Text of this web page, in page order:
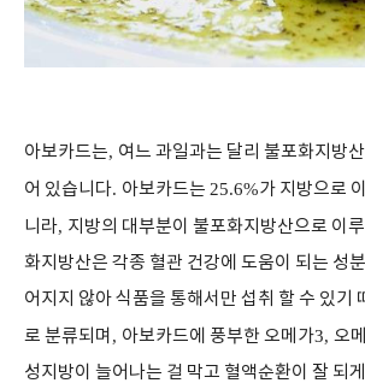
아보카드는, 여느 과일과는 달리 불포화지방
어 있습니다. 아보카드는 25.6%가 지방으로
니라, 지방의 대부분이 불포화지방산으로 이
화지방산은 각종 혈관 건강에 도움이 되는 성
어지지 않아 식품을 통해서만 섭취 할 수 있기
로 분류되며 , 아보카드에 풍부한 오메가3, 오
성지방이 늘어나는 걸 막고 혈액순환이 잘 되